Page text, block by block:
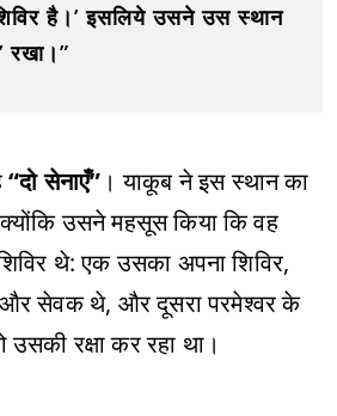
है।’ इसलिये उसने उस स्थान
रखा।”
“दो सेनाएँ” । याकूब ने इस स्थान का
उसने महसूस किया कि वह
थे: एक उसका अपना शिविर,
और सेवक थे, और दूसरा परमेश्‍वर के
उसकी रक्षा कर रहा था।